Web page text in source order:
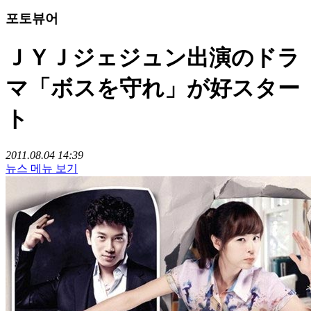
포토뷰어
ＪＹＪジェジュン出演のドラ
マ「ボスを守れ」が好スター
ト
2011.08.04 14:39
뉴스 메뉴 보기